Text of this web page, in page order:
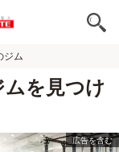
ジム
を見つけ